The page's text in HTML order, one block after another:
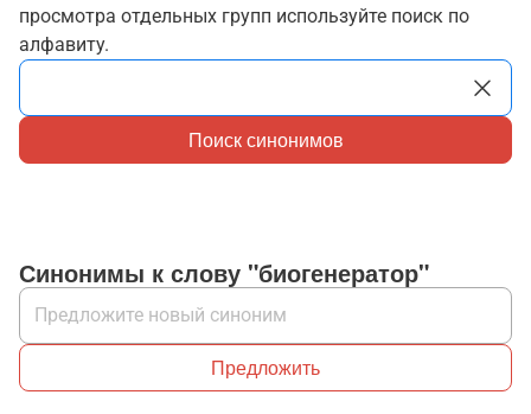
просмотра отдельных групп используйте поиск по
алфавиту.
Поиск синонимов
Синонимы к слову "биогенератор"
Предложить